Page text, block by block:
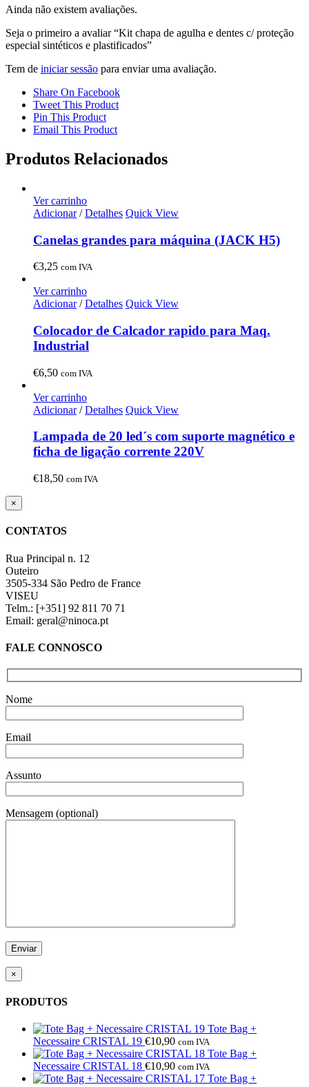
Ainda não existem avaliações.
Seja o primeiro a avaliar “Kit chapa de agulha e dentes c/ proteção
especial sintéticos e plastificados”
Tem de iniciar sessão para enviar uma avaliação.
Share On Facebook
Tweet This Product
Pin This Product
Email This Product
Produtos Relacionados
Ver carrinho
Adicionar/ Detalhes Quick View
Canelas grandes para máquina (JACK H5)
€3,25 com IVA
Ver carrinho
Adicionar/ Detalhes Quick View
Colocador de Calcador rapido para Maq.
Industrial
€6,50 com IVA
Ver carrinho
Adicionar/ Detalhes Quick View
Lampada de 20 led´s com suporte magnético e
ficha de ligação corrente 220V
€18,50 com IVA
Close
product
view
×
CONTATOS
Rua Principal n. 12
Outeiro
3505-334 São Pedro de France
VISEU
Telm.: [+351] 92 811 70 71
Email: geral@ninoca.pt
FALE CONNOSCO
Nome
Email
Assunto
Mensagem (optional)
×
PRODUTOS
Tote Bag +
Necessaire CRISTAL 19 €10,90 com IVA
Tote Bag +
Necessaire CRISTAL 18 €10,90 com IVA
Tote Bag +